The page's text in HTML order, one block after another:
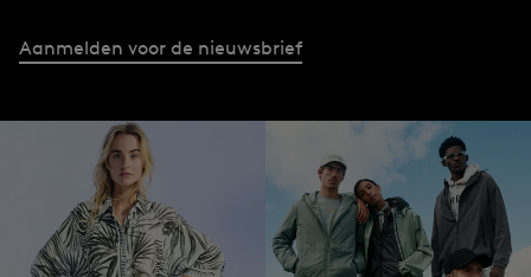
Aanmelden voor de nieuwsbrief